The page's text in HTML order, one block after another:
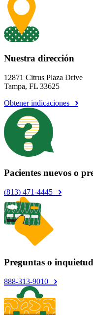
Nuestra dirección
12871 Citrus Plaza Drive
Tampa, FL 33625
Obtener indicaciones
Pacientes nuevos o
(813) 471-4445
Preguntas o
888-313-9010